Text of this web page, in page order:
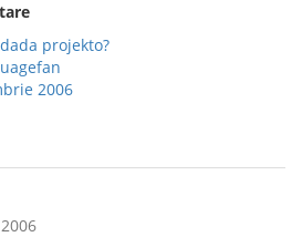
projekto?
2006